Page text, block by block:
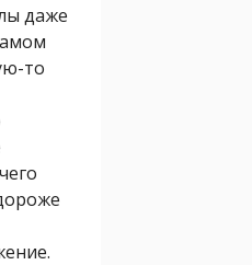
даже
то